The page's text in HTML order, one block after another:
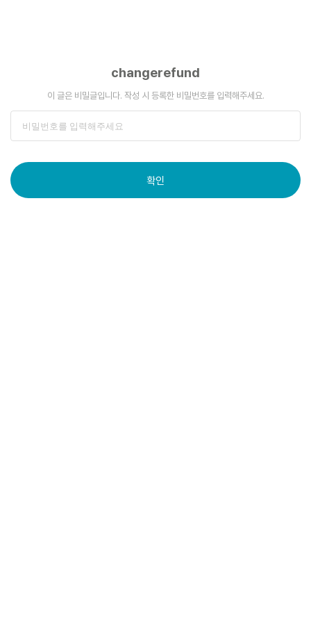
changerefund
이 글은 비밀글입니다. 작성 시 등록한 비밀번호를 입력해주세요.
확인